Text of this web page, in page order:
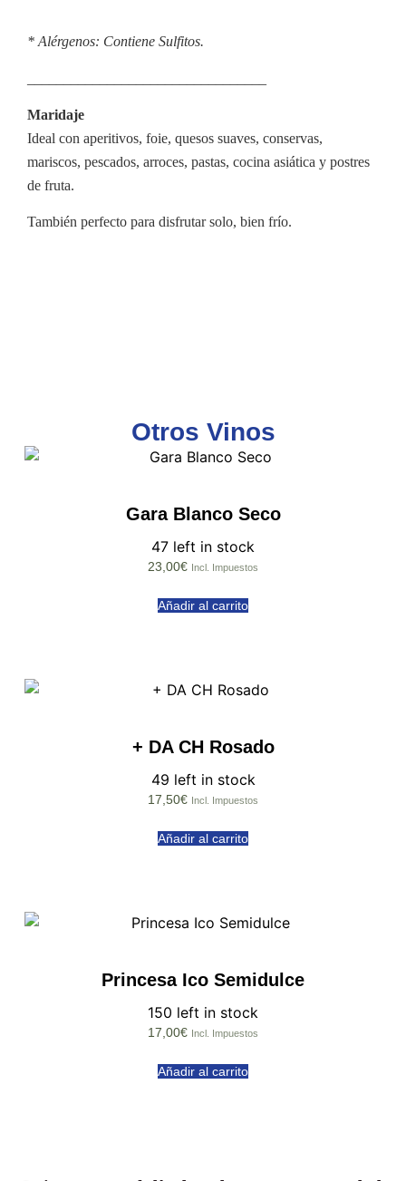
* Alérgenos: Contiene Sulfitos.
Maridaje
Ideal con aperitivos, foie, quesos suaves, conservas,
mariscos, pescados, arroces, pastas, cocina asiática y postres
de fruta.
También perfecto para disfrutar solo, bien frío.
Otros Vinos
Gara Blanco Seco
47 left in stock
23,00€ Incl. Impuestos
Añadir al carrito
+ DA CH Rosado
49 left in stock
17,50€ Incl. Impuestos
Añadir al carrito
Princesa Ico Semidulce
150 left in stock
17,00€ Incl. Impuestos
Añadir al carrito